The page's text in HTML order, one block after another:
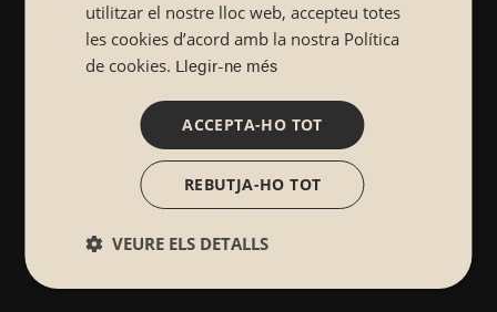
utilitzar el nostre lloc web, accepteu totes
les cookies d’acord amb la nostra Política
de cookies. Llegir-ne més
ACCEPTA-HO TOT
REBUTJA-HO TOT
VEURE ELS DETALLS